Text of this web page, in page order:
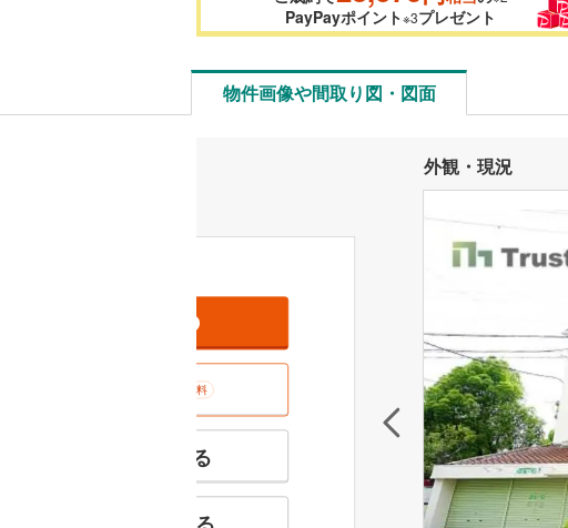
PayPayポイント※3プレゼント
物件画像や間取り図・図面
外観・現況
無料
特徴の似た物件を見る
お気に入りに追加する